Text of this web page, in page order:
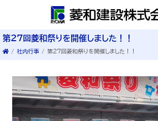
第27回菱和祭りを開催しました！！
/ 社内行事 / 第27回菱和祭りを開催しました！！